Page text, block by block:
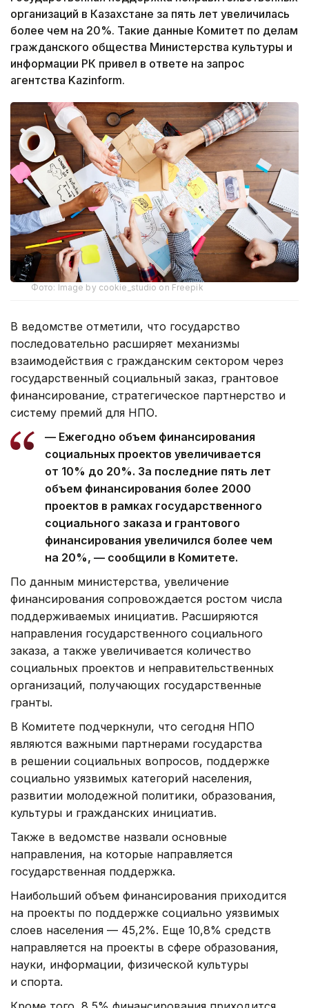
организаций в Казахстане за пять лет увеличилась
более чем на 20%. Такие данные Комитет по делам
гражданского общества Министерства культуры и
информации РК привел в ответе на запрос
агентства Kazinform.
Фото: Image by cookie_studio on Freepik
В ведомстве отметили, что государство
последовательно расширяет механизмы
взаимодействия с гражданским сектором через
государственный социальный заказ, грантовое
финансирование, стратегическое партнерство и
систему премий для НПО.
— Ежегодно объем финансирования
социальных проектов увеличивается
от 10% до 20%. За последние пять лет
объем финансирования более 2000
проектов в рамках государственного
социального заказа и грантового
финансирования увеличился более чем
на 20%, — сообщили в Комитете.
По данным министерства, увеличение
финансирования сопровождается ростом числа
поддерживаемых инициатив. Расширяются
направления государственного социального
заказа, а также увеличивается количество
социальных проектов и неправительственных
организаций, получающих государственные
гранты.
В Комитете подчеркнули, что сегодня НПО
являются важными партнерами государства
в решении социальных вопросов, поддержке
социально уязвимых категорий населения,
развитии молодежной политики, образования,
культуры и гражданских инициатив.
Также в ведомстве назвали основные
направления, на которые направляется
государственная поддержка.
Наибольший объем финансирования приходится
на проекты по поддержке социально уязвимых
слоев населения — 45,2%. Еще 10,8% средств
направляется на проекты в сфере образования,
науки, информации, физической культуры
и спорта.